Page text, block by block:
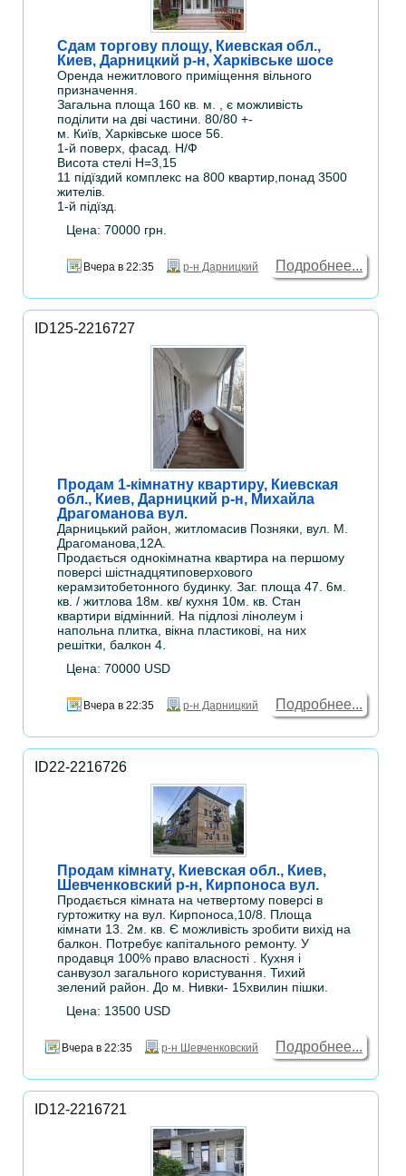
Сдам торгову площу, Киевская обл.,
Киев, Дарницкий р-н, Харківське шосе
Оренда нежитлового приміщення вільного
призначення.
Загальна площа 160 кв. м. , є можливість
поділити на дві частини. 80/80 +-
м. Київ, Харківське шосе 56.
1-й поверх, фасад. Н/Ф
Висота стелі Н=3,15
11 підїздий комплекс на 800 квартир,понад 3500
жителів.
1-й підїзд.
Цена: 70000 грн.
Вчера в 22:35 р-н Дарницкий Подробнее...
ID125-2216727
Продам 1-кімнатну квартиру, Киевская
обл., Киев, Дарницкий р-н, Михайла
Драгоманова вул.
Дарницький район, житломасив Позняки, вул. М.
Драгоманова,12А.
Продається однокімнатна квартира на першому
поверсі шістнадцятиповерхового
керамзитобетонного будинку. Заг. площа 47. 6м.
кв. / житлова 18м. кв/ кухня 10м. кв. Стан
квартири відмінний. На підлозі лінолеум і
напольна плитка, вікна пластикові, на них
решітки, балкон 4.
Цена: 70000 USD
Вчера в 22:35 р-н Дарницкий Подробнее...
ID22-2216726
Продам кімнату, Киевская обл., Киев,
Шевченковский р-н, Кирпоноса вул.
Продається кімната на четвертому поверсі в
гуртожитку на вул. Кирпоноса,10/8. Площа
кімнати 13. 2м. кв. Є можливість зробити вихід на
балкон. Потребує капітального ремонту. У
продавця 100% право власності . Кухня і
санвузол загального користування. Тихий
зелений район. До м. Нивки- 15хвилин пішки.
Цена: 13500 USD
Вчера в 22:35 р-н Шевченковский Подробнее...
ID12-2216721